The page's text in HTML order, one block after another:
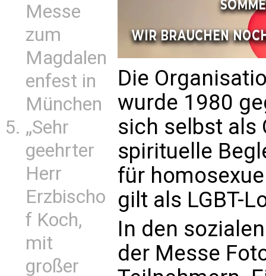
Messe
zum
Magdalen
enfest in
München
„Sehr
geehrter
Herr
Erzbischo
f Koch,
mit
großer
Die
wurde 1980
sich selbst als
spirituelle
für
gilt als LGBT-
In den
der Messe